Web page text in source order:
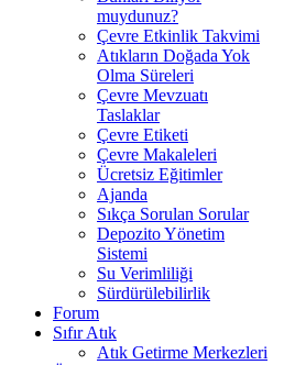
muydunuz?
Çevre Etkinlik Takvimi
Atıkların Doğada Yok
Olma Süreleri
Çevre Mevzuatı
Taslaklar
Çevre Etiketi
Çevre Makaleleri
Ücretsiz Eğitimler
Ajanda
Sıkça Sorulan Sorular
Depozito Yönetim
Sistemi
Su Verimliliği
Sürdürülebilirlik
Forum
Sıfır Atık
Atık Getirme Merkezleri